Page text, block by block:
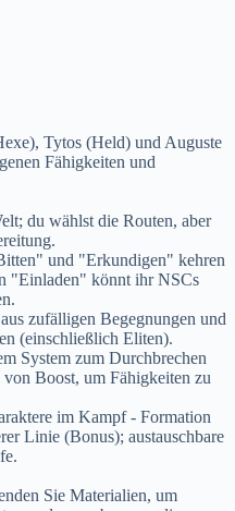
Tytos (Held) und Auguste
Fähigkeiten und
du wählst die Routen, aber
und "Erkundigen" kehren
"Einladen" könnt ihr NSCs
zufälligen Begegnungen und
(einschließlich Eliten).
System zum Durchbrechen
Boost, um Fähigkeiten zu
im Kampf - Formation
Linie (Bonus); austauschbare
Sie Materialien, um